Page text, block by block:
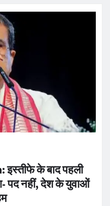
के बाद पहली
पद नहीं, देश के युवाओं